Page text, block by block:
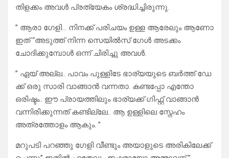
തിളക്കം അവൾ പ്രത്യേകം ശ്രദ്ധിച്ചിരുന്നു.
” ആരാ ഗേളി… നിനക്ക് പരിചയം ഉള്ള ആരേലും ആണോ
ഇത് “അടുത്ത് നിന്ന സെയിൽസ് ഗേൾ അടക്കം
ചോദിക്കുമ്പോൾ ഒന്ന് ചിരിച്ചു അവൾ.
” ഏയ് അല്ല.. പാവം പുള്ളിടേ ഭാര്യയുടെ ബർത്ത് ഡേ
ക്ക് ഒരു സാരി വാങ്ങാൻ വന്നതാ. കണ്ടപ്പോ എന്തോ
ഒരിഷ്ടം.. ഈ പ്രായത്തിലും ഭാര്യക്ക് ഗിഫ്റ്റ് വാങ്ങാൻ
വന്നിരിക്കുന്നത് കണ്ടില്ലേ.. ആ ഉള്ളിലെ സ്നേഹം
അത്രത്തോളം ആകും. ”
മറുപടി പറഞ്ഞു ഗേളി വീണ്ടും അയാളുടെ അരികിലേക്ക്